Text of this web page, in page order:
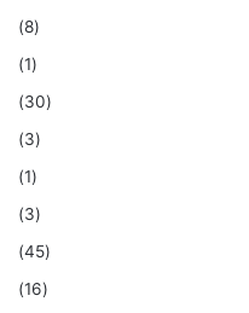
(8)
(1)
(30)
(3)
(1)
(3)
(45)
(16)